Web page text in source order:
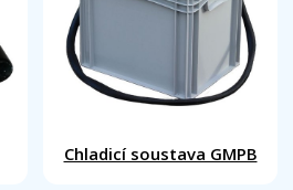
Chladicí soustava GMPB